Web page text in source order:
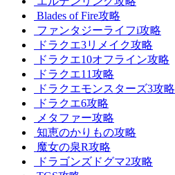
Blades of Fire攻略
ファンタジーライフi攻略
ドラクエ3リメイク攻略
ドラクエ10オフライン攻略
ドラクエ11攻略
ドラクエモンスターズ3攻略
ドラクエ6攻略
メタファー攻略
知恵のかりもの攻略
魔女の泉R攻略
ドラゴンズドグマ2攻略